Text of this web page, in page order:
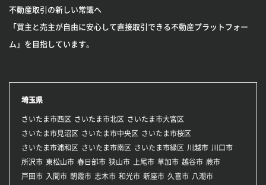
不動産取引の新しい常識へ
「買主と売主が自由に安心して直接取引できる不動産プラットフォー
ム」を目指しています。
埼玉県
さいたま市西区 さいたま市北区
さいたま市大宮区
さいたま市見沼区
さいたま市中央区
さいたま市桜区
さいたま市浦和区
さいたま市南区 さいたま市緑区 川越市 川口市
所沢市 東松山市 春日部市 狭山市 上尾市 草加市 越谷市 蕨市
戸田市 入間市 朝霞市 志木市 和光市 新座市 久喜市 八潮市